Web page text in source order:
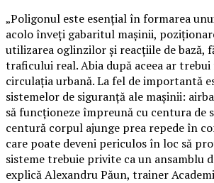
„Poligonul este esențial în formarea
acolo înveți gabaritul mașinii,
utilizarea oglinzilor și reacțiile de bază,
traficului real. Abia după aceea ar
circulația urbană. La fel de importantă
sistemelor de siguranță ale mașinii:
să funcționeze împreună cu centura de
centură corpul ajunge prea repede în
care poate deveni periculos în loc să
sisteme trebuie privite ca un ansamblu
explică Alexandru Păun, trainer